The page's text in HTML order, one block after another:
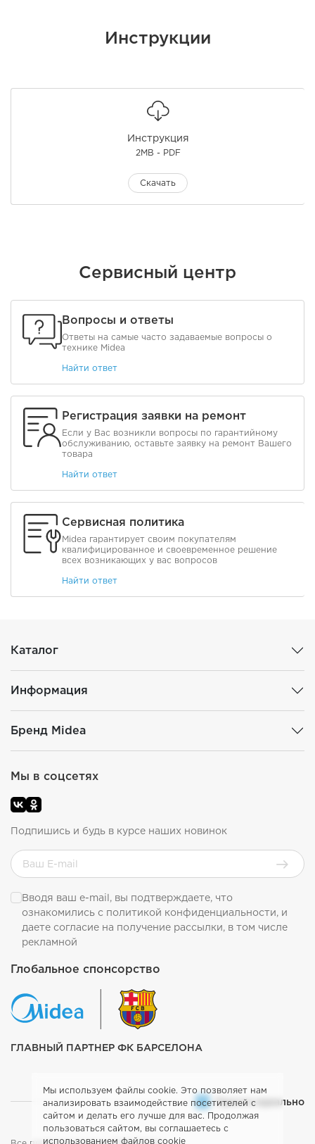
Инструкции
Инструкция
2MB - PDF
Скачать
Сервисный центр
Вопросы и ответы
Ответы на самые часто задаваемые вопросы о
технике Midea
Найти ответ
Регистрация заявки на ремонт
Если у Вас возникли вопросы по гарантийному
обслуживанию, оставьте заявку на ремонт Вашего
товара
Найти ответ
Сервисная политика
Midea гарантирует своим покупателям
квалифицированное и своевременное решение
всех возникающих у вас вопросов
Найти ответ
Каталог
Информация
Бренд Midea
Глобальное спонсорство
ГЛАВНЫЙ ПАРТНЕР ФК БАРСЕЛОНА
Мы в соцсетях
Подпишись и будь в курсе наших новинок
Вводя ваш e-mail, вы подтверждаете, что
ознакомились с политикой конфиденциальности, и
даете согласие на получение рассылки, в том числе
рекламной
Просто идеально
Мы используем файлы cookie. Это позволяет нам
анализировать взаимодействие посетителей с
сайтом и делать его лучше для вас. Продолжая
пользоваться сайтом, вы соглашаетесь с
использованием файлов cookie